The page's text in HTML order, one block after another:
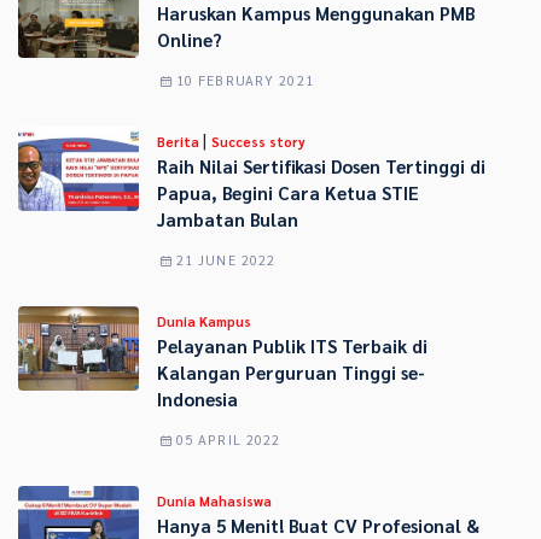
Haruskan Kampus Menggunakan PMB
Online?
10 FEBRUARY 2021
Berita | Success story
Raih Nilai Sertifikasi Dosen Tertinggi di
Papua, Begini Cara Ketua STIE
Jambatan Bulan
21 JUNE 2022
Dunia Kampus
Pelayanan Publik ITS Terbaik di
Kalangan Perguruan Tinggi se-
Indonesia
05 APRIL 2022
Dunia Mahasiswa
Hanya 5 Menit! Buat CV Profesional &